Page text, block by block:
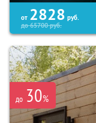
от 2828 руб.
до65700руб.
до 30%